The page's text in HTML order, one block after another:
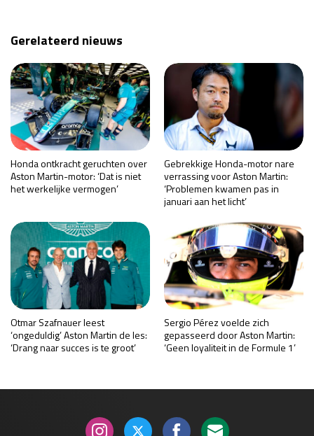
Gerelateerd nieuws
Honda ontkracht geruchten over
Aston Martin-motor: ‘Dat is niet
het werkelijke vermogen’
Gebrekkige Honda-motor nare
verrassing voor Aston Martin:
‘Problemen kwamen pas in
januari aan het licht’
Otmar Szafnauer leest
‘ongeduldig’ Aston Martin de les:
‘Drang naar succes is te groot’
Sergio Pérez voelde zich
gepasseerd door Aston Martin:
‘Geen loyaliteit in de Formule 1’